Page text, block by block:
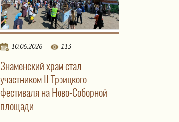
10.06.2026 113
Знаменский храм стал
участником II Троицкого
фестиваля на Ново-Соборной
площади